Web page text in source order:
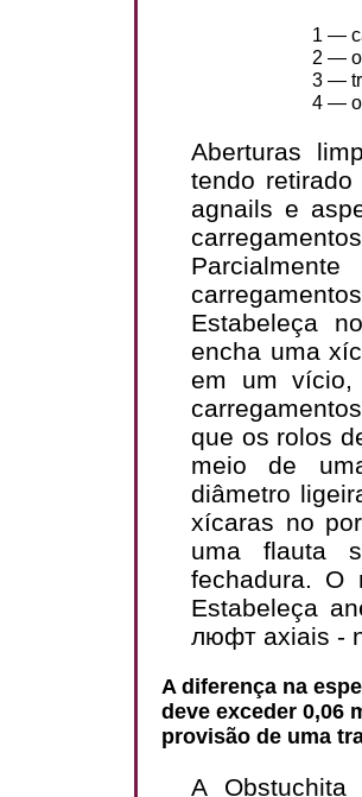
1 —
2 — o
3 —
4 — o
Aberturas
tendo
agnails e
Estabeleça
encha uma
em um vício,
que os rolos
meio de
diâmetro
xícaras no
uma flauta
fechadura. O
Estabeleça
люфт axiais -
A diferença na
deve exceder 0,06
provisão de uma
A